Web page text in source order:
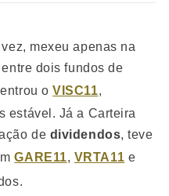
mexeu apenas na
dois fundos de
oVISC11,
estável. Já a Carteira
de dividendos, teve
GARE11, VRTA11 e